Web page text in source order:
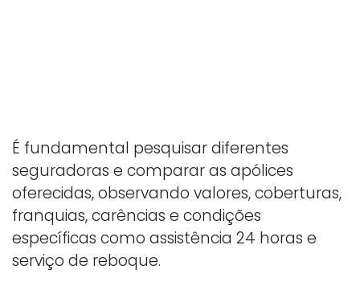
É fundamental pesquisar diferentes
seguradoras e comparar as apólices
oferecidas, observando valores, coberturas,
franquias, carências e condições
específicas como assistência 24 horas e
serviço de reboque.